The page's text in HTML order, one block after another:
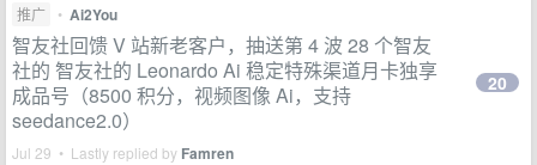
推广
• Ai2You
智友社回馈 V 站新老客户，抽送第 4 波 28 个智友
社的 智友社的 Leonardo Ai 稳定特殊渠道月卡独享
成品号（8500 积分，视频图像 Ai，支持
seedance2.0）
Jul 29 • Lastly replied by Famren
20